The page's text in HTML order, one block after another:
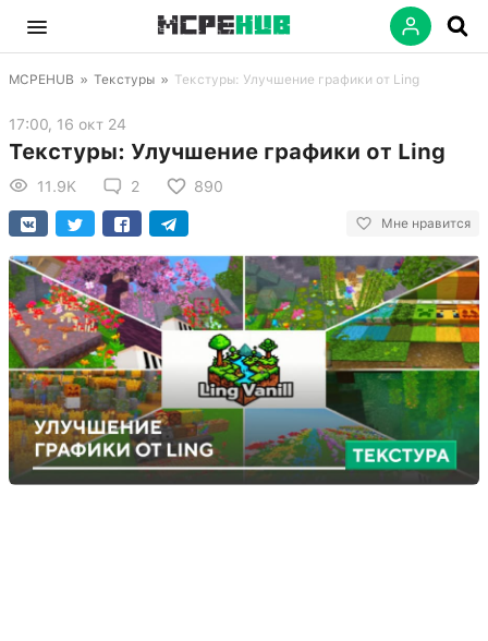
MCPEHUB » Текстуры » Текстуры: Улучшение графики от Ling
17:00, 16 окт 24
Текстуры: Улучшение графики от Ling
11.9K 2 890
Мне нравится